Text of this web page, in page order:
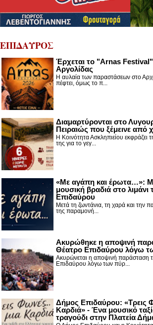
ΕΠΙΔΑΥΡΟΣ
Έρχεται το "Arnas
Αργολίδας
Η αυλαία των παραστάσεων στο
πέφτει, όμως το π...
Διαμαρτύρονται στο
Πειραιώς που ξέμεινε από
Η Κοινότητα Ασκληπιείου εκφράζει
της για το γεγ...
«Με αγάπη και έρωτα…»:
μουσική βραδιά στο λιμάνι
Επιδαύρου
Μετά τη ζωντάνια, τη χαρά και την
της παραμονή...
Ακυρώθηκε η αποψινή
Θέατρο Επιδαύρου λόγω
Ακυρώνεται η αποψινή παράσταση
Επιδαύρου λόγω των πύρ...
Δήμος Επιδαύρου: «Τρεις
Καρδιά» - Ένα μουσικό
τραγούδι στην Πλατεία